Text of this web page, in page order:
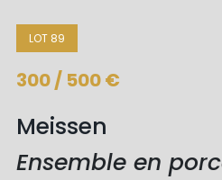
LOT 89
300 / 500 €
Meissen
Ensemble en